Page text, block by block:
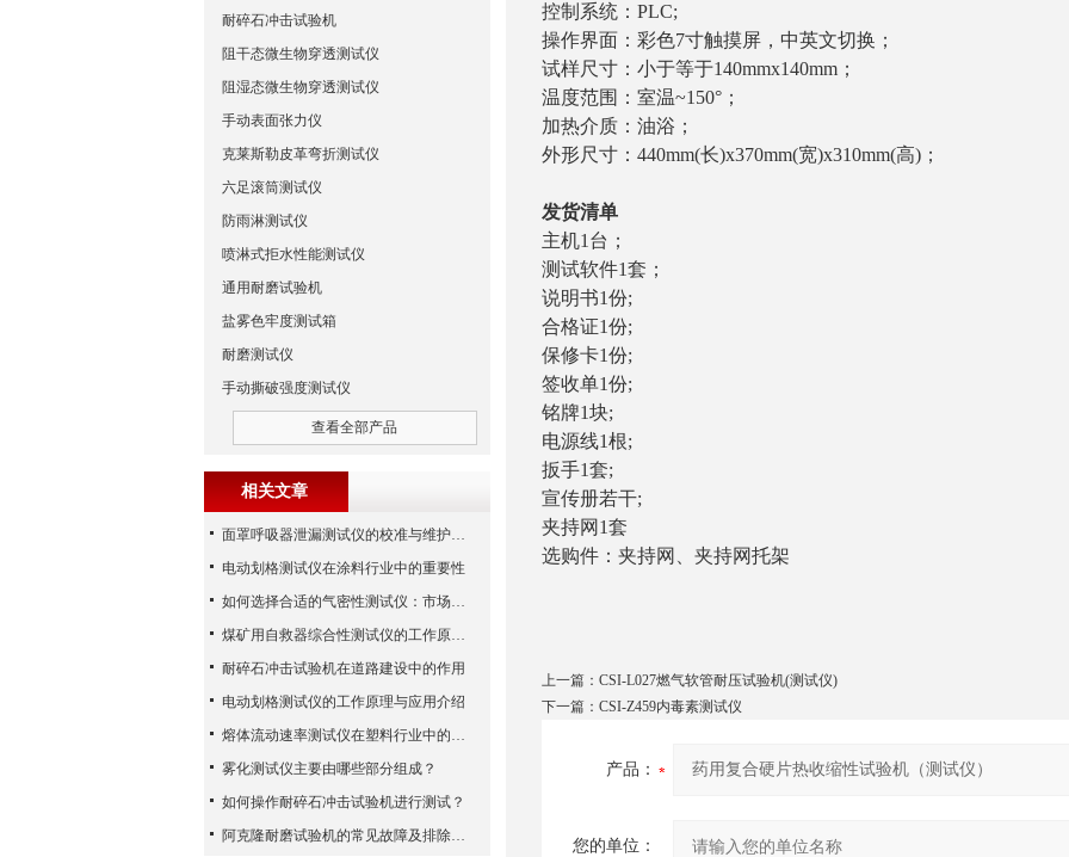
控制系统：PLC;
操作界面：彩色7寸触摸屏，中英文切换；
试样尺寸：小于等于140mmx140mm；
温度范围：室温~150°；
加热介质：油浴；
外形尺寸：440mm(长)x370mm(宽)x310mm(高)；
发货清单
主机1台；
测试软件1套；
说明书1份;
合格证1份;
保修卡1份;
签收单1份;
铭牌1块;
电源线1根;
扳手1套;
宣传册若干;
夹持网1套
选购件：夹持网、夹持网托架
上一篇： CSI-L027燃气软管耐压试验机(测试仪)
下一篇： CSI-Z459内毒素测试仪
产品：
您的单位：
耐碎石冲击试验机
阻干态微生物穿透测试仪
阻湿态微生物穿透测试仪
手动表面张力仪
克莱斯勒皮革弯折测试仪
六足滚筒测试仪
防雨淋测试仪
喷淋式拒水性能测试仪
通用耐磨试验机
盐雾色牢度测试箱
耐磨测试仪
手动撕破强度测试仪
查看全部产品
相关文章
面罩呼吸器泄漏测试仪的校准与维护技巧
电动划格测试仪在涂料行业中的重要性
如何选择合适的气密性测试仪：市场指南
煤矿用自救器综合性测试仪的工作原理与功能解析
耐碎石冲击试验机在道路建设中的作用
电动划格测试仪的工作原理与应用介绍
熔体流动速率测试仪在塑料行业中的应用
雾化测试仪主要由哪些部分组成？
如何操作耐碎石冲击试验机进行测试？
阿克隆耐磨试验机的常见故障及排除方法